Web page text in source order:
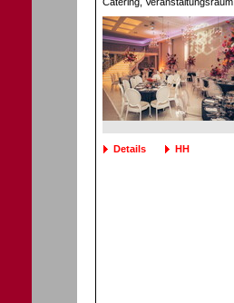
Details HH